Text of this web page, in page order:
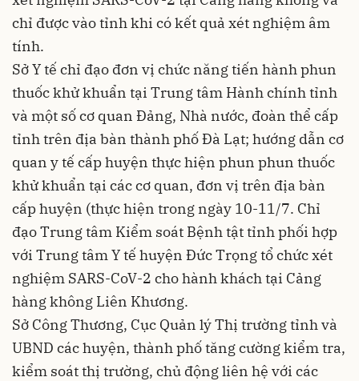
chỉ được vào tỉnh khi có kết quả xét nghiệm âm
tính.
Sở Y tế chỉ đạo đơn vị chức năng tiến hành phun
thuốc khử khuẩn tại Trung tâm Hành chính tỉnh
và một số cơ quan Đảng, Nhà nước, đoàn thể cấp
tỉnh trên địa bàn thành phố Đà Lạt; hướng dẫn cơ
quan y tế cấp huyện thực hiện phun phun thuốc
khử khuẩn tại các cơ quan, đơn vị trên địa bàn
cấp huyện (thực hiện trong ngày 10-11/7. Chỉ
đạo Trung tâm Kiểm soát Bệnh tật tỉnh phối hợp
với Trung tâm Y tế huyện Đức Trọng tổ chức xét
nghiệm SARS-CoV-2 cho hành khách tại Cảng
hàng không Liên Khương.
Sở Công Thương, Cục Quản lý Thị trường tỉnh và
UBND các huyện, thành phố tăng cường kiểm tra,
kiểm soát thị trường, chủ động liên hệ với các